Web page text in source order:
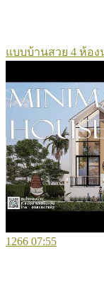
แบบบ้านสวย 4 ห้อ
1266 07:55